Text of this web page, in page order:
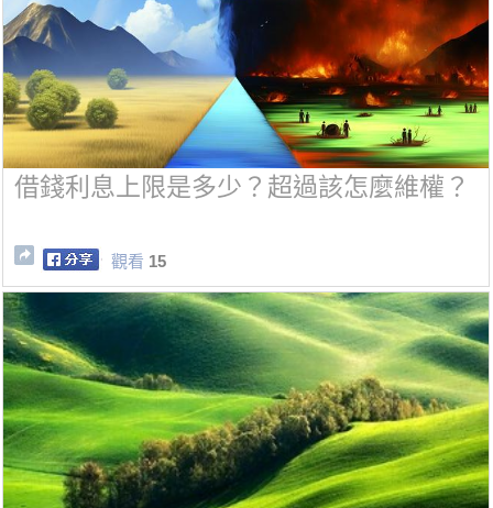
借錢利息上限是多少？超過該怎麼維權？
觀看 15